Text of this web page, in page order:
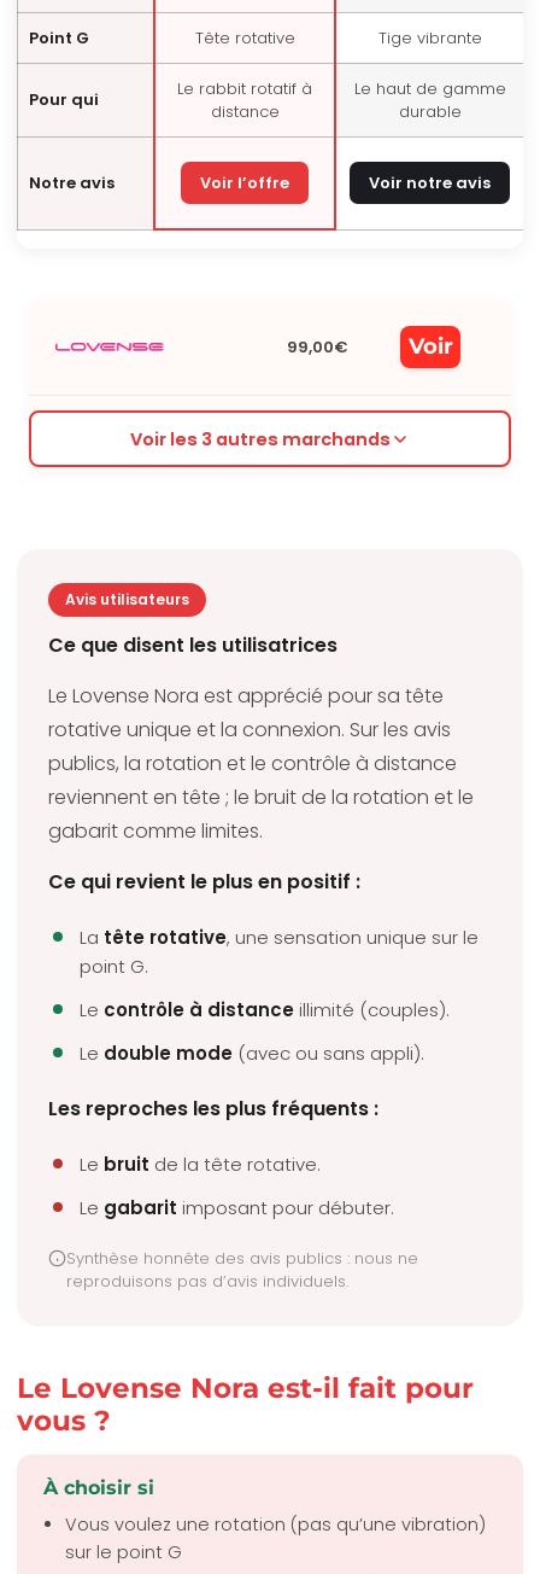
Point G Tête rotative Tige vibrante
Pour qui
Le rabbit rotatif à
distance
Le haut de gamme
durable
Notre avis Voir l’offre Voir notre avis
99,00€ Voir
Voir les 3 autres marchands
Avis utilisateurs
Ce que disent les utilisatrices
Le Lovense Nora est apprécié pour sa tête
rotative unique et la connexion. Sur les avis
publics, la rotation et le contrôle à distance
reviennent en tête ; le bruit de la rotation et le
gabarit comme limites.
Ce qui revient le plus en positif :
La tête rotative, une sensation unique sur le
point G.
Le contrôle à distance illimité (couples).
Le double mode (avec ou sans appli).
Les reproches les plus fréquents :
Le bruit de la tête rotative.
Le gabarit imposant pour débuter.
Synthèse honnête des avis publics : nous ne
reproduisons pas d’avis individuels.
Le Lovense Nora est-il fait pour
vous ?
À choisir si
Vous voulez une rotation (pas qu’une vibration)
sur le point G